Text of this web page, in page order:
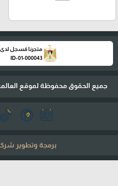
متجرنا مُسجل لدى
ID-01-000043
جميع الحقوق محفوظة لموقع العالمية للأبواب
برمجة وتطوير